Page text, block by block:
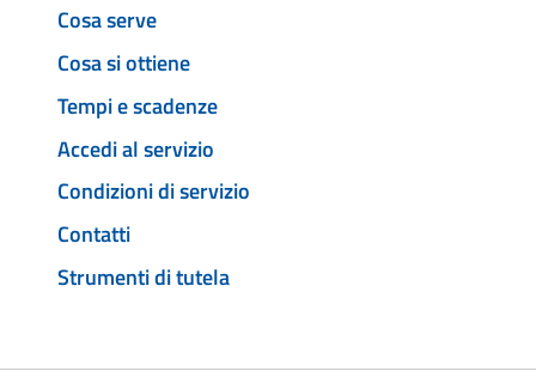
Cosa serve
Cosa si ottiene
Tempi e scadenze
Accedi al servizio
Condizioni di servizio
Contatti
Strumenti di tutela